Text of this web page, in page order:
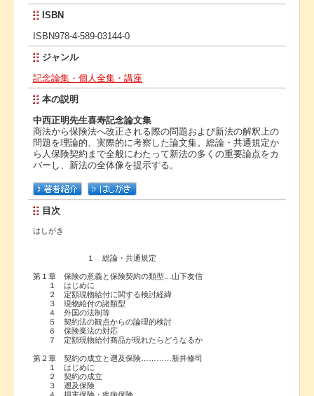
ISBN
ISBN978-4-589-03144-0
ジャンル
記念論集・個人全集・講座
本の説明
中西正明先生喜寿記念論文集
商法から保険法へ改正される際の問題および新法の解釈上の
問題を理論的、実際的に考察した論文集。総論・共通規定か
ら人保険契約まで全般にわたって新法の多くの重要論点をカ
バーし、新法の全体像を提示する。
目次
はしがき
１ 総論・共通規定
第１章 保険の意義と保険契約の類型…山下友信
１ はじめに
２ 定額現物給付に関する検討経緯
３ 現物給付の諸類型
４ 外国の法制等
５ 契約法の観点からの論理的検討
６ 保険業法の対応
７ 定額現物給付商品が現れたらどうなるか
第２章 契約の成立と遡及保険…………新井修司
１ はじめに
２ 契約の成立
３ 遡及保険
４ 損害保険・疾病保険